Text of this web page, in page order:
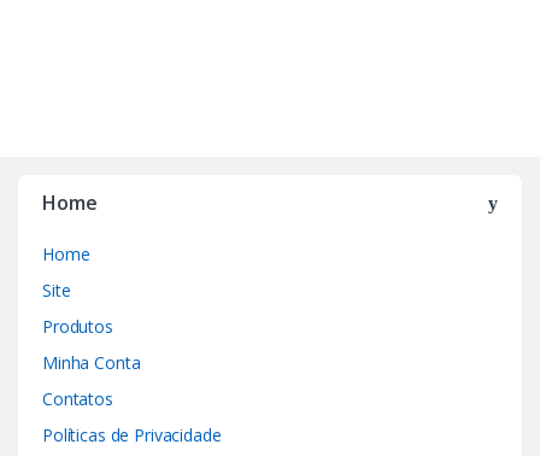
Home
Home
Site
Produtos
Minha Conta
Contatos
Políticas de Privacidade